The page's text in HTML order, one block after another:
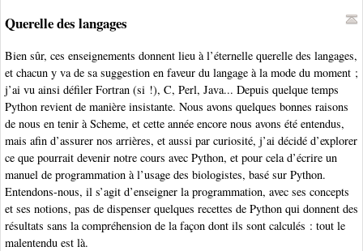
Querelle des langages
Bien sûr, ces enseignements donnent lieu à l’éternelle querelle des langages,
et chacun y va de sa suggestion en faveur du langage à la mode du moment ;
j’ai vu ainsi défiler Fortran (si !), C, Perl, Java... Depuis quelque temps
Python revient de manière insistante. Nous avons quelques bonnes raisons
de nous en tenir à Scheme, et cette année encore nous avons été entendus,
mais afin d’assurer nos arrières, et aussi par curiosité, j’ai décidé d’explorer
ce que pourrait devenir notre cours avec Python, et pour cela d’écrire un
manuel de programmation à l’usage des biologistes, basé sur Python.
Entendons-nous, il s’agit d’enseigner la programmation, avec ses concepts
et ses notions, pas de dispenser quelques recettes de Python qui donnent des
résultats sans la compréhension de la façon dont ils sont calculés : tout le
malentendu est là.